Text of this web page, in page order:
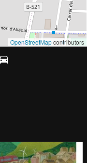
OpenStreetMapcontributors